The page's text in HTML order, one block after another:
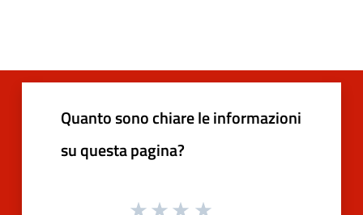
Quanto sono chiare le informazioni
su questa pagina?